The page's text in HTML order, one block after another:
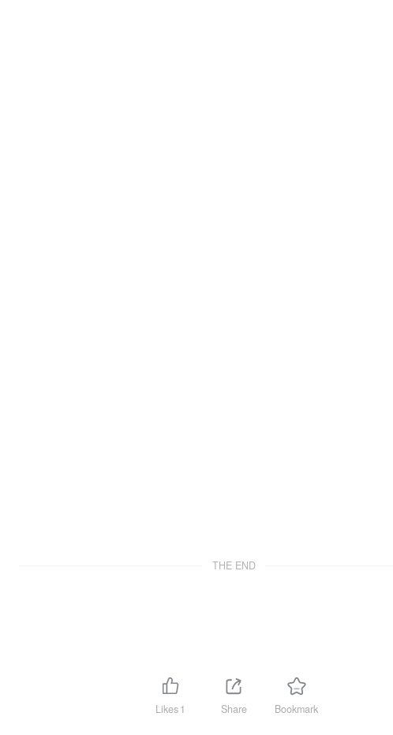
THE END
Likes1 Share Bookmark